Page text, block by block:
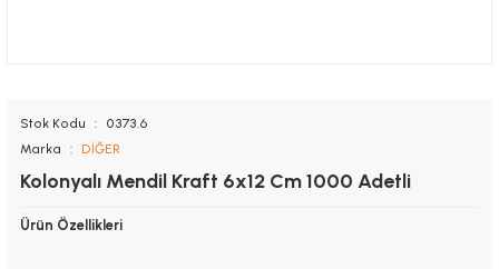
Stok Kodu
0373.6
Marka
DİĞER
Kolonyalı Mendil Kraft 6x12 Cm 1000 Adetli
Ürün Özellikleri